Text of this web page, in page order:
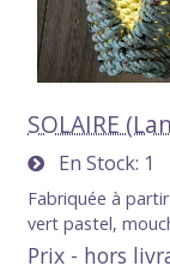
SOLAIRE
En Stock 1
Fabriquée à
vert pastel,
Prix - hors